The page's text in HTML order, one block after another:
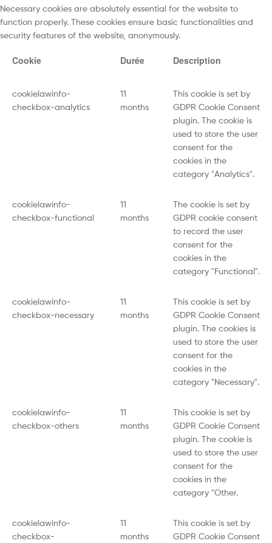
Necessary cookies are absolutely essential for the website to
function properly. These cookies ensure basic functionalities and
security features of the website, anonymously.
Cookie Durée Description
cookielawinfo-
checkbox-analytics
11
months
This cookie is set by
GDPR Cookie Consent
plugin. The cookie is
used to store the user
consent for the
cookies in the
category "Analytics".
cookielawinfo-
checkbox-functional
11
months
The cookie is set by
GDPR cookie consent
to record the user
consent for the
cookies in the
category "Functional".
cookielawinfo-
checkbox-necessary
11
months
This cookie is set by
GDPR Cookie Consent
plugin. The cookies is
used to store the user
consent for the
cookies in the
category "Necessary".
cookielawinfo-
checkbox-others
11
months
This cookie is set by
GDPR Cookie Consent
plugin. The cookie is
used to store the user
consent for the
cookies in the
category "Other.
cookielawinfo-
checkbox-
11
months
This cookie is set by
GDPR Cookie Consent